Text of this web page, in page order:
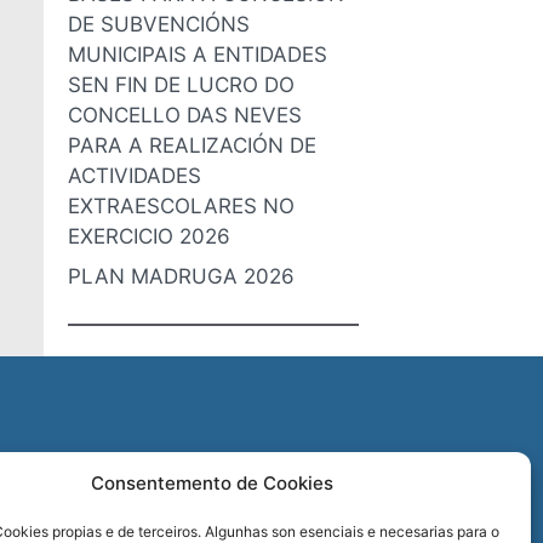
Consentemento de Cookies
propias e de terceiros. Algunhas son esenciais e necesarias para o
DE SUBVENCIÓNS
MUNICIPAIS A ENTIDADES
SEN FIN DE LUCRO DO
CONCELLO DAS NEVES
PARA A REALIZACIÓN DE
ACTIVIDADES
EXTRAESCOLARES NO
EXERCICIO 2026
PLAN MADRUGA 2026
REDES SOCIAIS